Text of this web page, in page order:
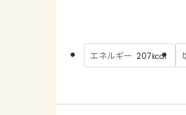
エネルギー 207kcal